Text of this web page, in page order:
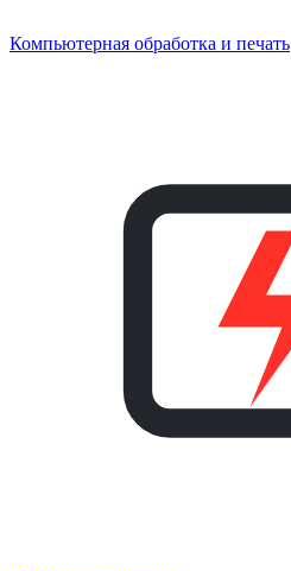
Компьютерная обработка и печать